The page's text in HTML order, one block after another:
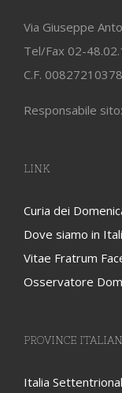
Via Giuseppe
Tel/Fax 02-
C.F. 00827210378
Responsabile
LINK
Curia dei
Dove siamo in
Vitae Fratrum
Osservatore
PROVINCE
Italia